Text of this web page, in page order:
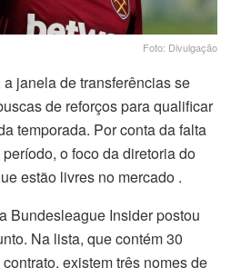
Foto: Divulgação
janela de transferências se
de reforços para qualificar
temporada. Por conta da falta
o foco da diretoria do
estão livres no mercado .
Bundesleague Insider postou
Na lista, que contém 30
existem três nomes de